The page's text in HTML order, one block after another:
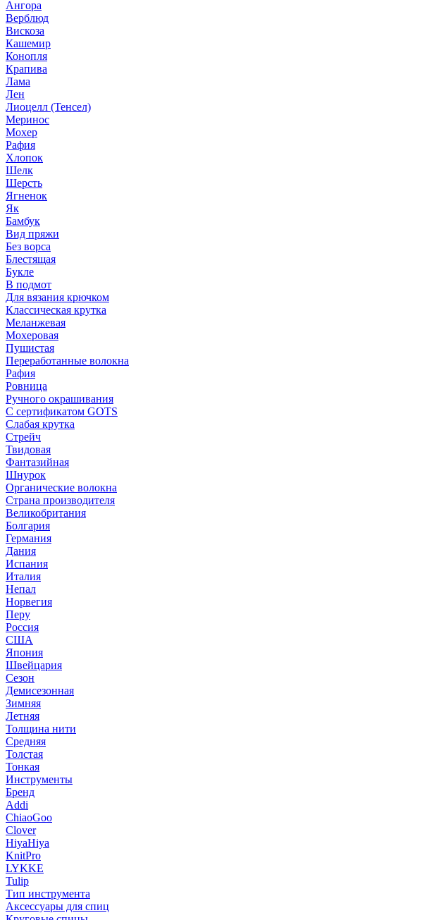
Ангора
Верблюд
Вискоза
Кашемир
Конопля
Крапива
Лама
Лен
Лиоцелл (Тенсел)
Меринос
Мохер
Рафия
Хлопок
Шелк
Шерсть
Ягненок
Як
Бамбук
Вид пряжи
Без ворса
Блестящая
Букле
В подмот
Для вязания крючком
Классическая крутка
Меланжевая
Мохеровая
Пушистая
Переработанные волокна
Рафия
Ровница
Ручного окрашивания
С сертификатом GOTS
Слабая крутка
Стрейч
Твидовая
Фантазийная
Шнурок
Органические волокна
Страна производителя
Великобритания
Болгария
Германия
Дания
Испания
Италия
Непал
Норвегия
Перу
Россия
США
Япония
Швейцария
Сезон
Демисезонная
Зимняя
Летняя
Толщина нити
Средняя
Толстая
Тонкая
Инструменты
Бренд
Addi
ChiaoGoo
Clover
HiyaHiya
KnitPro
LYKKE
Tulip
Тип инструмента
Аксессуары для спиц